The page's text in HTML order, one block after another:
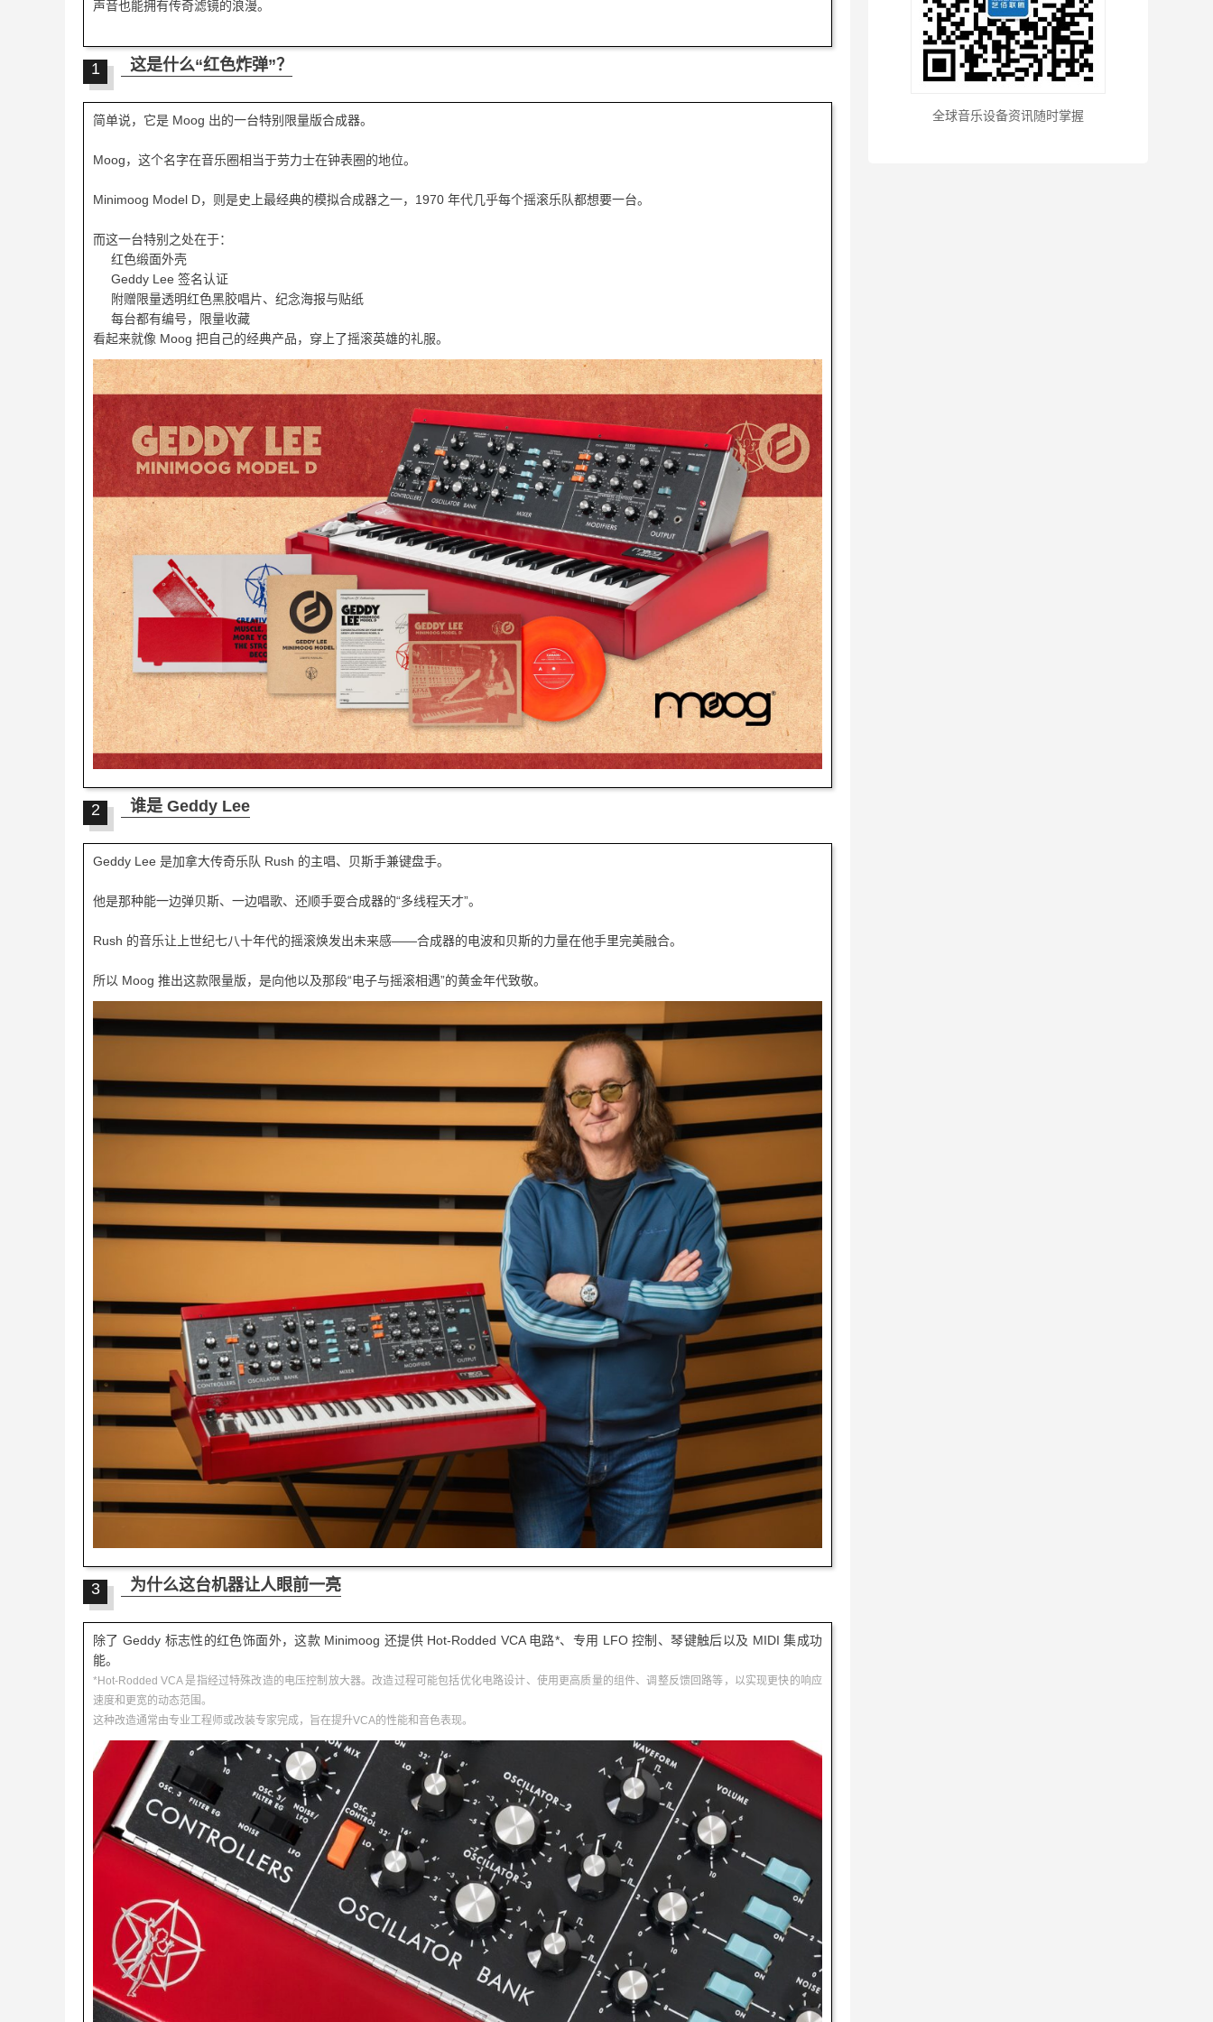
声音也能拥有传奇滤镜的浪漫。
1 这是什么“红色炸弹”？
简单说，它是 Moog 出的一台特别限量版合成器。
Moog，这个名字在音乐圈相当于劳力士在钟表圈的地位。
Minimoog Model D，则是史上最经典的模拟合成器之一，1970 年代几乎每个摇滚乐队都想要一台。
而这一台特别之处在于：
红色缎面外壳
Geddy Lee 签名认证
附赠限量透明红色黑胶唱片、纪念海报与贴纸
每台都有编号，限量收藏
看起来就像 Moog 把自己的经典产品，穿上了摇滚英雄的礼服。
2 谁是 Geddy Lee
Geddy Lee 是加拿大传奇乐队 Rush 的主唱、贝斯手兼键盘手。
他是那种能一边弹贝斯、一边唱歌、还顺手耍合成器的“多线程天才”。
Rush 的音乐让上世纪七八十年代的摇滚焕发出未来感——合成器的电波和贝斯的力量在他手里完美融合。
所以 Moog 推出这款限量版，是向他以及那段“电子与摇滚相遇”的黄金年代致敬。
3 为什么这台机器让人眼前一亮
除了 Geddy 标志性的红色饰面外，这款 Minimoog 还提供 Hot-Rodded VCA 电路*、专用 LFO 控制、琴键触后以及 MIDI 集成功
能。
*Hot-Rodded VCA 是指经过特殊改造的电压控制放大器。改造过程可能包括优化电路设计、使用更高质量的组件、调整反馈回路等，以实现更快的响应
速度和更宽的动态范围。
这种改造通常由专业工程师或改装专家完成，旨在提升VCA的性能和音色表现。
全球音乐设备资讯随时掌握